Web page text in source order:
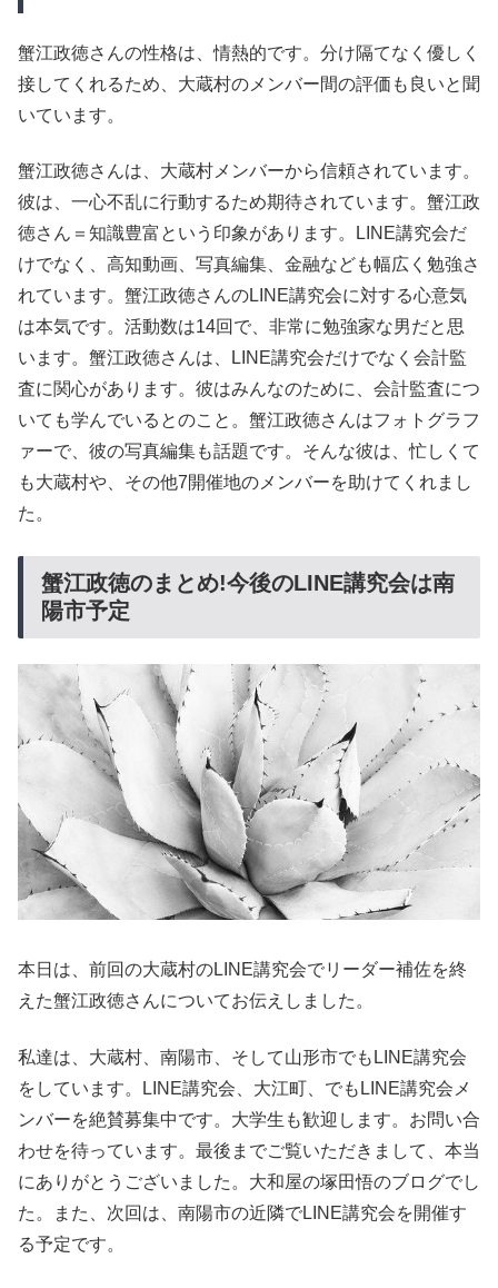
蟹江政徳さんの性格は、情熱的です。分け隔てなく優しく
接してくれるため、大蔵村のメンバー間の評価も良いと聞
いています。
蟹江政徳さんは、大蔵村メンバーから信頼されています。
彼は、一心不乱に行動するため期待されています。蟹江政
徳さん＝知識豊富という印象があります。LINE講究会だ
けでなく、高知動画、写真編集、金融なども幅広く勉強さ
れています。蟹江政徳さんのLINE講究会に対する心意気
は本気です。活動数は14回で、非常に勉強家な男だと思
います。蟹江政徳さんは、LINE講究会だけでなく会計監
査に関心があります。彼はみんなのために、会計監査につ
いても学んでいるとのこと。蟹江政徳さんはフォトグラフ
ァーで、彼の写真編集も話題です。そんな彼は、忙しくて
も大蔵村や、その他7開催地のメンバーを助けてくれまし
た。
蟹江政徳のまとめ!今後のLINE講究会は南
陽市予定
本日は、前回の大蔵村のLINE講究会でリーダー補佐を終
えた蟹江政徳さんについてお伝えしました。
私達は、大蔵村、南陽市、そして山形市でもLINE講究会
をしています。LINE講究会、大江町、でもLINE講究会メ
ンバーを絶賛募集中です。大学生も歓迎します。お問い合
わせを待っています。最後までご覧いただきまして、本当
にありがとうございました。大和屋の塚田悟のブログでし
た。また、次回は、南陽市の近隣でLINE講究会を開催す
る予定です。